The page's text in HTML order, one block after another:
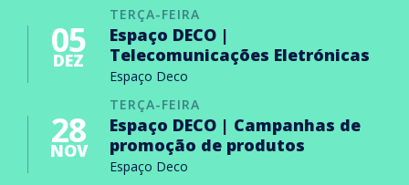
TERÇA-FEIRA
05
DEZ
Espaço DECO |
Telecomunicações Eletrónicas
Espaço Deco
TERÇA-FEIRA
28
NOV
Espaço DECO | Campanhas de
promoção de produtos
Espaço Deco